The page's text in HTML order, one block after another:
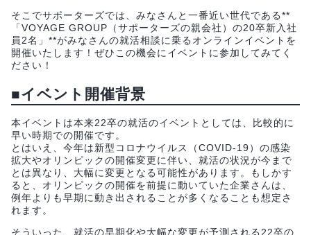
そこでサポーターズでは、みなさんと一番近い世代である**
「VOYAGE GROUP（サポーターズの親会社）の20卒新入社
員2名」**がみなさんの就活相談に乗るオンラインイベントを
開催いたします！ぜひこの機会にイベントに参加してみてく
ださい！
■イベント開催背景
本イベントは本来22卒の就活のイベントとしては、比較的に
早い時期での開催です。
とはいえ、今年は新型コロナウイルス（COVID-19）の感染
拡大やオリンピックの開催変更に伴い、就活の状況が今まで
とは異なり、大幅に変更となる可能性があります。もしかす
ると、オリンピックの開催を前提に動いていた企業さんは、
例年よりも早期に動き出されることが多くなることも想定さ
れます。
そういった、就活の早期化や大幅な変更が予測される22卒の